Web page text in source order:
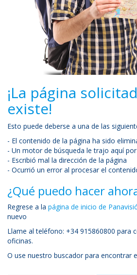
¡La página
existe!
Esto puede deberse a una de las
- El contenido de la página ha sido
- Un motor de búsqueda le trajo aquí
- Escribió mal la dirección de la página
- Ocurrió un error al procesar el
¿Qué puedo hacer
Regrese a la página de inicio de
nuevo
Llame al teléfono: +34 915860800 para
oficinas.
O use nuestro buscador para encontrar